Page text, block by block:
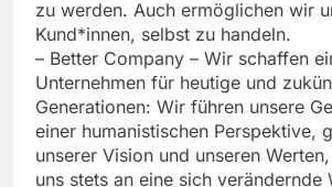
zu werden. Auch ermöglichen wir
Kund*innen, selbst zu handeln.
– Better Company – Wir schaffen
Unternehmen für heutige und
Generationen: Wir führen unsere
einer humanistischen Perspektive,
unserer Vision und unseren
uns stets an eine sich verändernde